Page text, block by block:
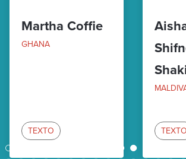
Martha Coffie
GHANA
TEXTO TEXTO
1 10 11